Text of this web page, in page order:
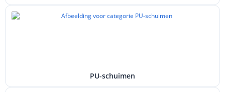
PU-schuimen